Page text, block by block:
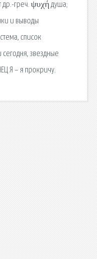
др.-греч. ψυχή душа;
и выводы
список
звездные
Я – я прокричу.